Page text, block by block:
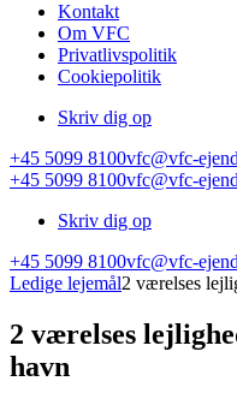
Kontakt
Om VFC
Privatlivspolitik
Cookiepolitik
Skriv dig op
+45 5099 8100vfc@vfc-
+45 5099 8100vfc@vfc-
Skriv dig op
+45 5099 8100vfc@vfc-
Ledige lejemål2 værelses
2 værelses
havn